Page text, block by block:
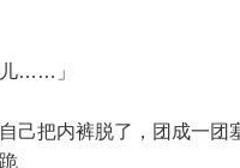
……」
把内裤脱了，团成一团